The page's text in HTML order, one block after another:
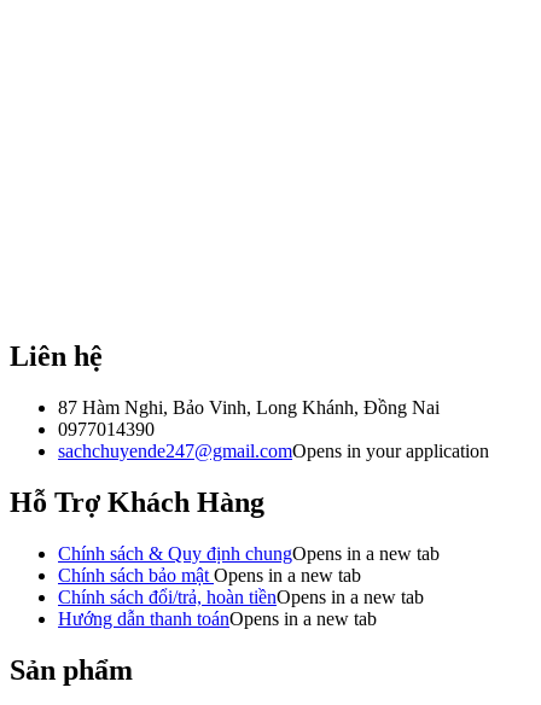
Liên hệ
87 Hàm Nghi, Bảo Vinh, Long Khánh, Đồng Nai
0977014390
sachchuyende247@gmail.comOpens in your application
Hỗ Trợ Khách Hàng
Chính sách & Quy định chungOpens in a new tab
Chính sách bảo mật Opens in a new tab
Chính sách đổi/trả, hoàn tiềnOpens in a new tab
Hướng dẫn thanh toánOpens in a new tab
Sản phẩm